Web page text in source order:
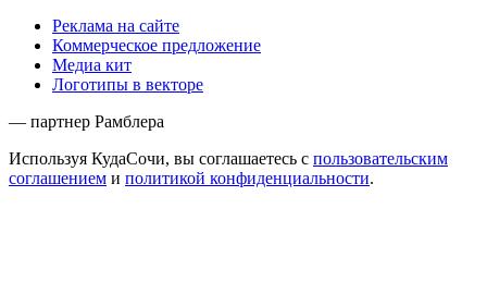
Реклама на сайте
Коммерческое предложение
Медиа кит
Логотипы в векторе
— партнер Рамблера
Используя КудаСочи, вы соглашаетесь с пользовательским
соглашением и политикой конфиденциальности.